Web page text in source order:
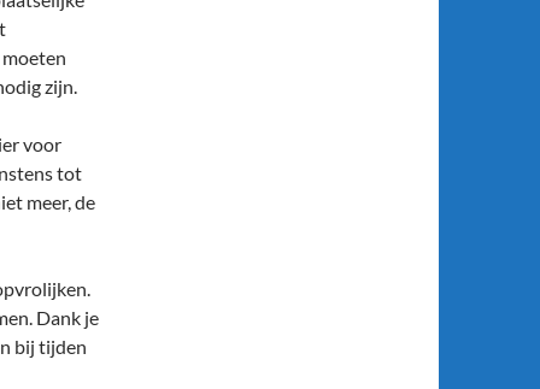
zijn.
voor
tot
meer, de
Dank je
bij tijden